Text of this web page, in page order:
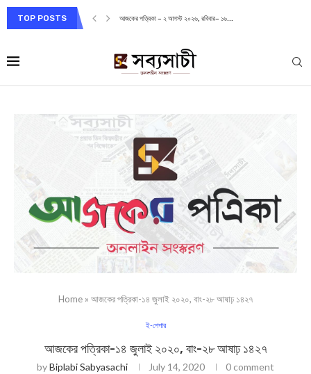
TOP POSTS আজকের পত্রিকা – ২ আগস্ট ২০২৬, রবিবার– ১৬...
Home» আজকের পত্রিকা-১৪ জুলাই ২০২০, বাং-২৮ আষাঢ় ১৪২৭
ই-পেপার
আজকের পত্রিকা-১৪ জুলাই ২০২০, বাং-২৮ আষাঢ় ১৪২৭
byBiplabi Sabyasachi July 14, 2020 0 comment